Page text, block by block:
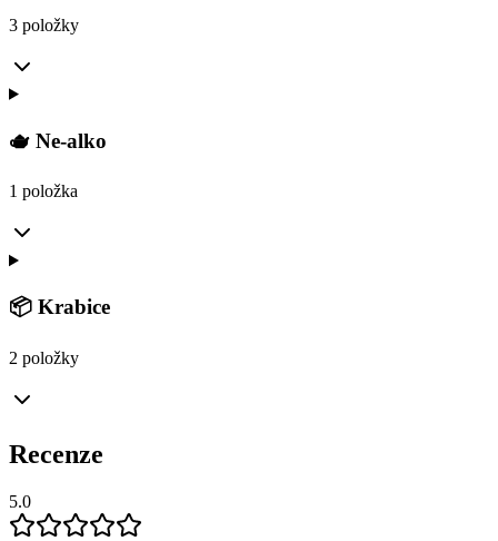
3 položky
🫖 Ne-alko
1 položka
📦 Krabice
2 položky
Recenze
5.0